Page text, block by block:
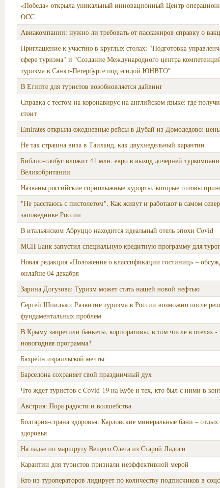
«Победа» открыла уникальный инновационный Центр
OCC
Авиакомпании: нужно ли требовать от пассажиров справку о
Приглашение к участию в круглых столах: "Подготовка
сфере туризма" и "Создание Международного центра
туризма в Санкт-Петербурге под эгидой ЮНВТО"
В Египте для туристов возобновляется дайвинг
Справка с тестом на коронавирус на английском языке: где
стоит
Emirates открыла ежедневные рейсы в Дубай из Домодедово:
Не так страшна виза в Таиланд, как двухнедельный карантин
Библио-глобус вложит 41 млн. евро в выход дочерней
Великобритании
Названы российские горнолыжные курорты, которые готовы
"Не расстаюсь с пистолетом". Как живут и работают в самом
заповеднике России
В итальянском Абруццо находится идеальный отель эпохи Covid
МСП Банк запустил специальную кредитную программу для
Новая редакция «Положения о классификации гостиниц» –
онлайне 04 декабря
Зарина Догузова: Туризм может стать нашей новой нефтью
Сергей Шпилько: Развитие туризма в России возможно после
фундаментальных проблем
В Крыму запретили банкеты, корпоративы, в том числе в отелях -
новогодняя программа?
Бахрейн израильской мечты
Барселона сохраняет свой праздничный дух
Что ждет туристов с Covid-19 на Кубе и тех, кто был с ними в
Австрия: Пора радости и волшебства
Болгария-страна здоровья: Карловские минеральные бани –
здоровья
На ладье по маршруту Вещего Олега из Старой Ладоги
Карантин для туристов признали неэффективной мерой
Кто из туроператоров лидирует по количеству подписчиков в